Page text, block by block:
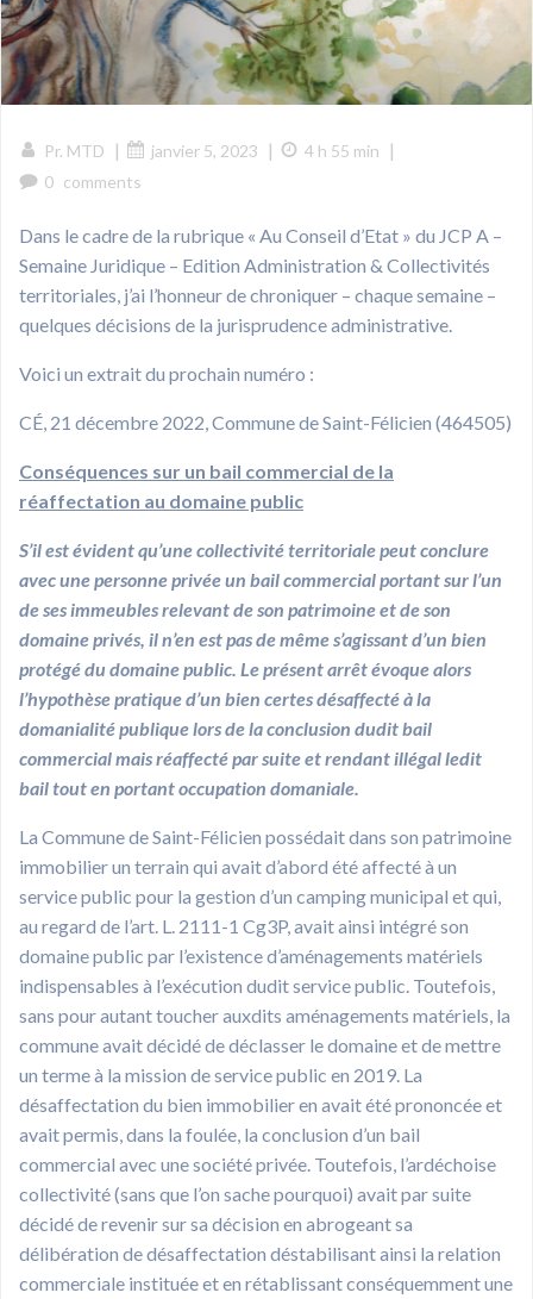
Pr. MTD | janvier 5, 2023 | 4 h 55 min |
0 comments
Dans le cadre de la rubrique « Au Conseil d’Etat » du JCP A –
Semaine Juridique – Edition Administration & Collectivités
territoriales, j’ai l’honneur de chroniquer – chaque semaine –
quelques décisions de la jurisprudence administrative.
Voici un extrait du prochain numéro :
CÉ, 21 décembre 2022, Commune de Saint-Félicien (464505)
Conséquences sur un bail commercial de la
réaffectation au domaine public
S’il est évident qu’une collectivité territoriale peut conclure
avec une personne privée un bail commercial portant sur l’un
de ses immeubles relevant de son patrimoine et de son
domaine privés, il n’en est pas de même s’agissant d’un bien
protégé du domaine public. Le présent arrêt évoque alors
l’hypothèse pratique d’un bien certes désaffecté à la
domanialité publique lors de la conclusion dudit bail
commercial mais réaffecté par suite et rendant illégal ledit
bail tout en portant occupation domaniale.
La Commune de Saint-Félicien possédait dans son patrimoine
immobilier un terrain qui avait d’abord été affecté à un
service public pour la gestion d’un camping municipal et qui,
au regard de l’art. L. 2111-1 Cg3P, avait ainsi intégré son
domaine public par l’existence d’aménagements matériels
indispensables à l’exécution dudit service public. Toutefois,
sans pour autant toucher auxdits aménagements matériels, la
commune avait décidé de déclasser le domaine et de mettre
un terme à la mission de service public en 2019. La
désaffectation du bien immobilier en avait été prononcée et
avait permis, dans la foulée, la conclusion d’un bail
commercial avec une société privée. Toutefois, l’ardéchoise
collectivité (sans que l’on sache pourquoi) avait par suite
décidé de revenir sur sa décision en abrogeant sa
délibération de désaffectation déstabilisant ainsi la relation
commerciale instituée et en rétablissant conséquemment une